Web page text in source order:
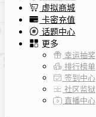
虚拟商城
卡密充值
话题中心
更多
幸运抽奖
排行榜单
签到中心
社区监狱
直播中心